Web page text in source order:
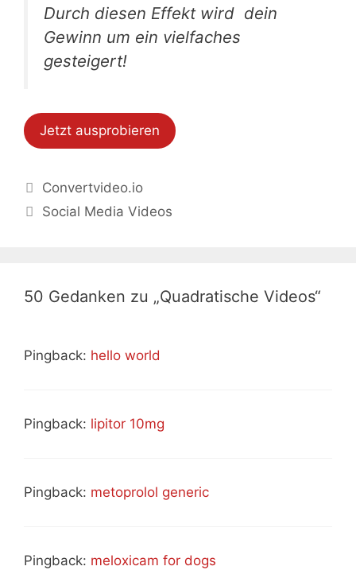
Durch diesen Effekt wird dein
Gewinn um ein vielfaches
gesteigert!
Jetzt ausprobieren
Beitrags-
Navigation
Convertvideo.io
Social Media Videos
50 Gedanken zu „Quadratische Videos“
Pingback: hello world
Pingback: lipitor 10mg
Pingback: metoprolol generic
Pingback: meloxicam for dogs